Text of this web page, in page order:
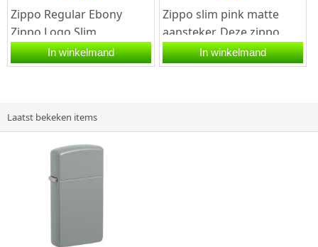
Zippo Regular Ebony
Zippo Logo Slim
aansteker. Een Zippo
aansteker is een zeer
In winkelmand
Zippo slim pink matte
aansteker. Deze zippo
aansteker heeft rondom
een zacht roze coating.
In winkelmand
Laatst bekeken items